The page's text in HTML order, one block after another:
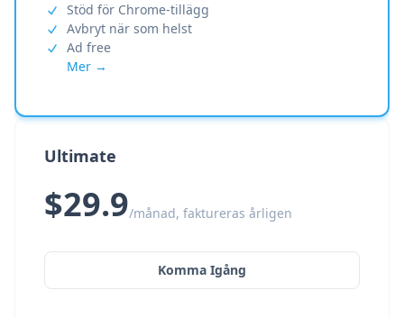
Stöd för Chrome-tillägg
Avbryt när som helst
Ad free
Mer →
Ultimate
$29.9/månad, faktureras årligen
Komma Igång